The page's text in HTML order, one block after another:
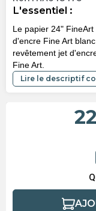
L'essentiel :
Le papier 24"
d'encre Fine Art
revêtement jet
Fine Art.
Lire le descriptif